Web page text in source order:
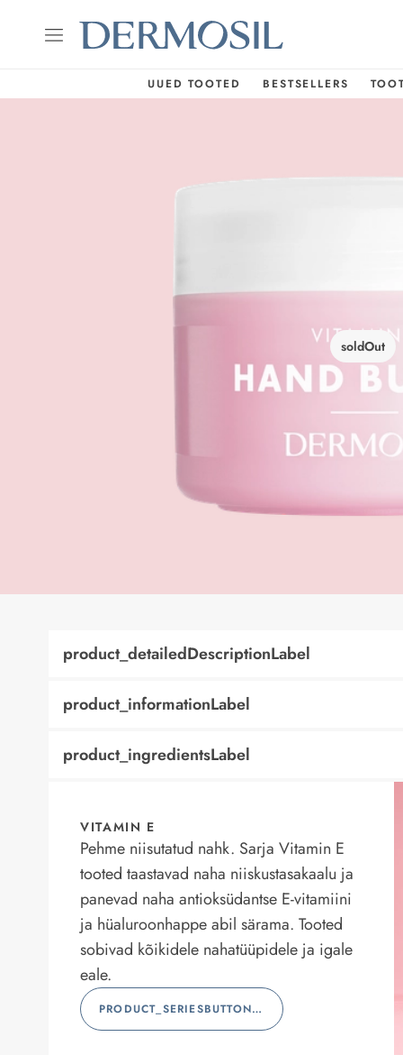
UUED TOOTED BESTSELLERS
soldOut
product_detailedDescriptionLabel
product_informationLabel
product_ingredientsLabel
VITAMIN E
Pehme niisutatud nahk. Sarja Vitamin E
tooted taastavad naha niiskustasakaalu ja
panevad naha antioksüdantse E-vitamiini
ja hüaluroonhappe abil särama. Tooted
sobivad kõikidele nahatüüpidele ja igale
eale.
PRODUCT_SERIESBUTTONLABEL